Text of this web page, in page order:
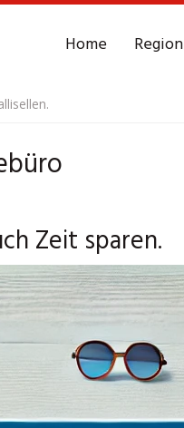
Home Region
Zeit sparen.